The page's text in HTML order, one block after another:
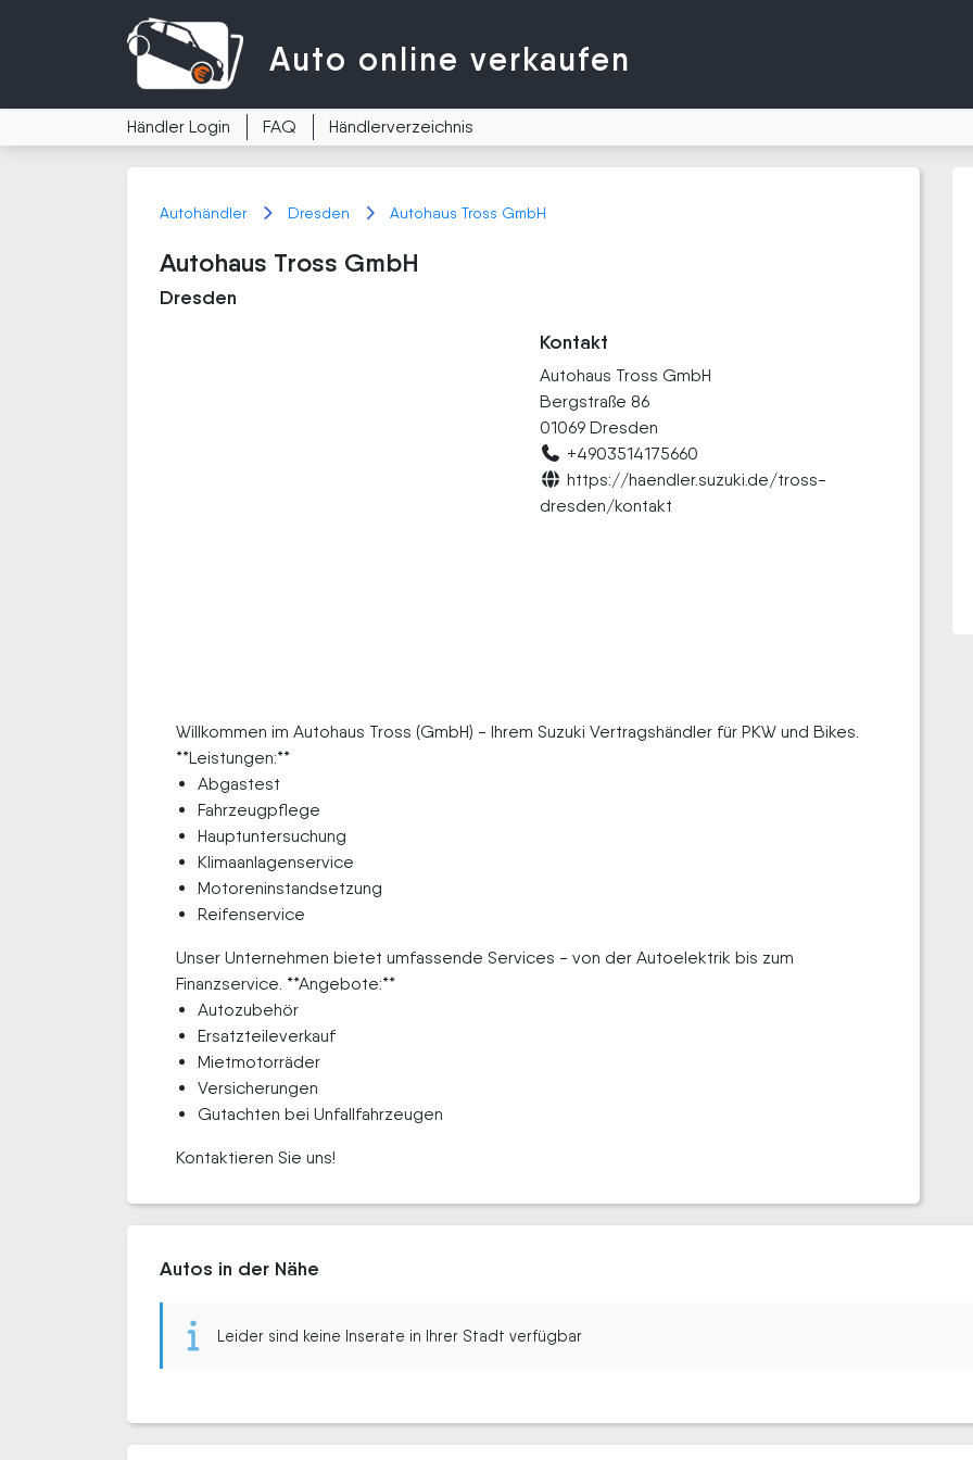
Auto online verkaufen
Händler Login FAQ Händlerverzeichnis
Autohändler Dresden Autohaus Tross GmbH
Autohaus Tross GmbH
Dresden
Kontakt
Autohaus Tross GmbH
Bergstraße 86
01069 Dresden
+4903514175660
https://haendler.suzuki.de/tross-
dresden/kontakt
Willkommen im Autohaus Tross (GmbH) - Ihrem Suzuki Vertragshändler für PKW und Bikes.
**Leistungen:**
Abgastest
Fahrzeugpflege
Hauptuntersuchung
Klimaanlagenservice
Motoreninstandsetzung
Reifenservice
Unser Unternehmen bietet umfassende Services - von der Autoelektrik bis zum
Finanzservice. **Angebote:**
Autozubehör
Ersatzteileverkauf
Mietmotorräder
Versicherungen
Gutachten bei Unfallfahrzeugen
Kontaktieren Sie uns!
Autos in der Nähe
Leider sind keine Inserate in Ihrer Stadt verfügbar